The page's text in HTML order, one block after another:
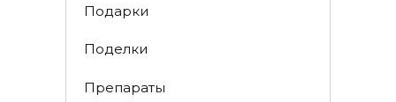
Подарки
Поделки
Препараты